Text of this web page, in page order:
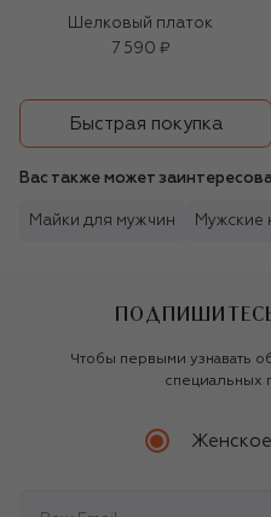
Шелковый платок
7 590 ₽
Быстрая покупка
Вас также может
Майки для мужчин Мужские
Чтобы первыми узнавать
специальных
Женское